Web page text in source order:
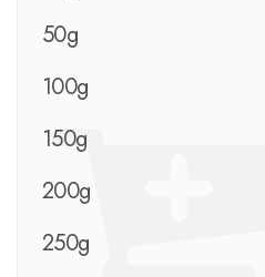
50g
100g
150g
200g
250g